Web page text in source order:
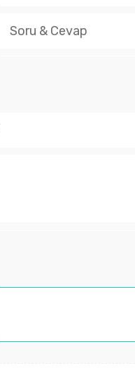
Soru & Cevap